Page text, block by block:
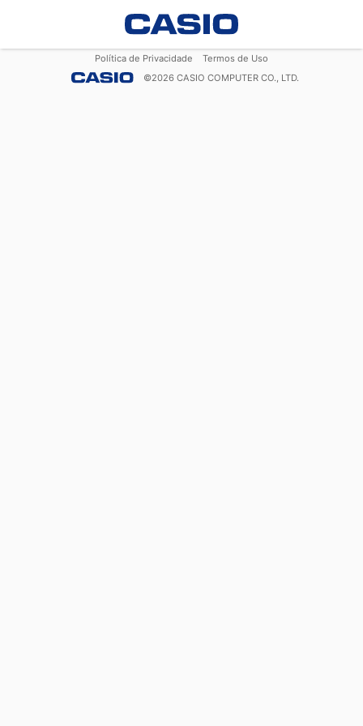
Política de Privacidade
Termos de Uso
©2026 CASIO COMPUTER CO., LTD.